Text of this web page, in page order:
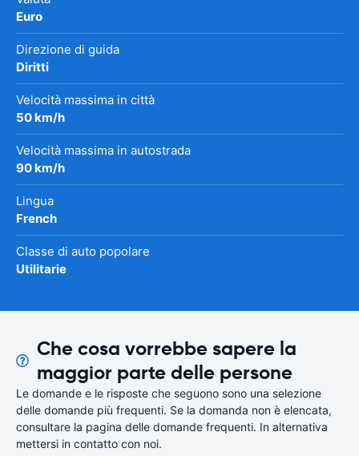
Euro
Direzione di guida
Diritti
Velocità massima in città
50 km/h
Velocità massima in autostrada
90 km/h
Lingua
French
Classe di auto popolare
Utilitarie
Che cosa vorrebbe sapere la
maggior parte delle persone
Le domande e le risposte che seguono sono una selezione
delle domande più frequenti. Se la domanda non è elencata,
consultare la pagina delle domande frequenti. In alternativa
mettersi in contatto con noi.